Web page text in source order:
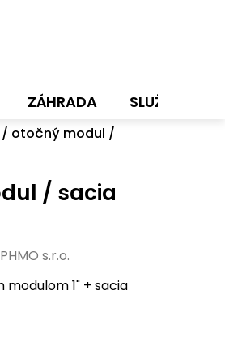
ZÁHRADA SLUŽBY
/ otočný modul /
1" + sacia
/ sacia
PHMO s.r.o.